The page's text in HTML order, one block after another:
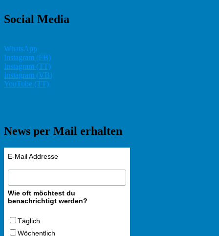
Social Media
WhatsApp
Instagram (FB)
Instagram (TT)
Instagram (VB)
YouTube (TT)
News per Mail erhalten
E-Mail Addresse
Wie oft möchtest du
benachrichtigt werden?
Täglich
Wöchentlich